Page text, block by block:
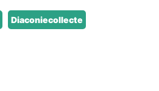
Diaconiecollecte